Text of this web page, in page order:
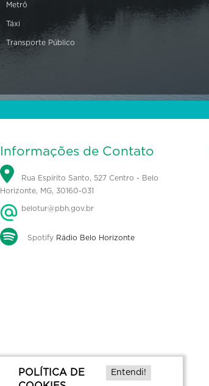
Metrô
Táxi
Transporte Público
Informações de Contato
Rua Espírito Santo, 527 Centro - Belo
Horizonte, MG, 30160-031
belotur@pbh.gov.br
Spotify Rádio Belo Horizonte
POLÍTICA DE
Entendi!